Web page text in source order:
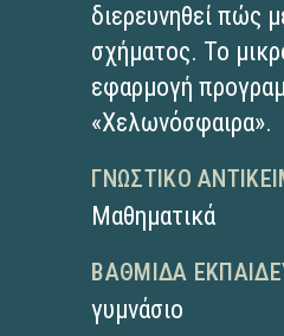
διερευνηθεί πώς
σχήματος. Το
εφαρμογή
«Χελωνόσφαιρα».
ΓΝΩΣΤΙΚΌ
Μαθηματικά
ΒΑΘΜΊΔΑ
γυμνάσιο